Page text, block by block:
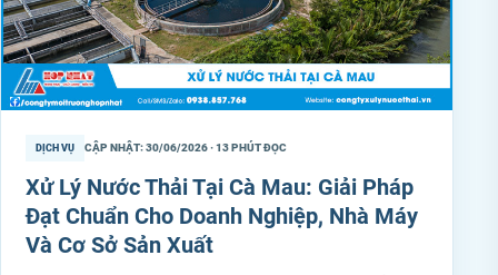
DỊCH VỤ CẬP NHẬT: 30/06/2026 · 13 PHÚT ĐỌC
Xử Lý Nước Thải Tại Cà Mau: Giải Pháp
Đạt Chuẩn Cho Doanh Nghiệp, Nhà Máy
Và Cơ Sở Sản Xuất